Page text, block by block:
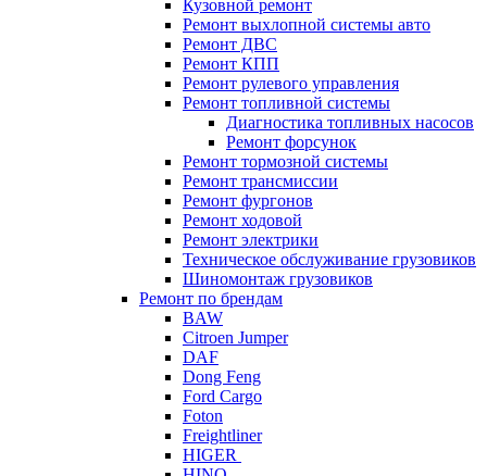
Кузовной ремонт
Ремонт выхлопной системы авто
Ремонт ДВС
Ремонт КПП
Ремонт рулевого управления
Ремонт топливной системы
Диагностика топливных насосов
Ремонт форсунок
Ремонт тормозной системы
Ремонт трансмиссии
Ремонт фургонов
Ремонт ходовой
Ремонт электрики
Техническое обслуживание грузовиков
Шиномонтаж грузовиков
Ремонт по брендам
BAW
Citroen Jumper
DAF
Dong Feng
Ford Cargo
Foton
Freightliner
HIGER